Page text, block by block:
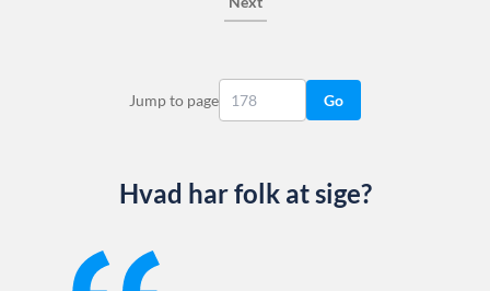
Jump to page Go
Hvad har folk at sige?